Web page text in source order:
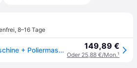
, 8–16 Tage
Milwaukee, Schleifmaschine + Poliermaschine, Akku-Vibrationsschleifer M18 BQSS-0 (Exzenterschleifer) 149,89 €
Oder 25,88 €/Mon.¹